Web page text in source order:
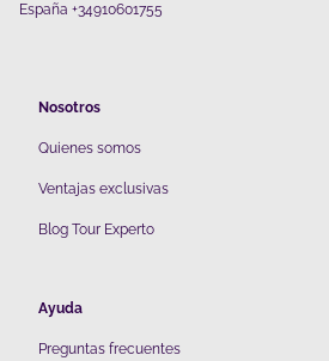
España +34910601755
Nosotros
Quienes somos
Ventajas exclusivas
Blog Tour Experto
Ayuda
Preguntas frecuentes